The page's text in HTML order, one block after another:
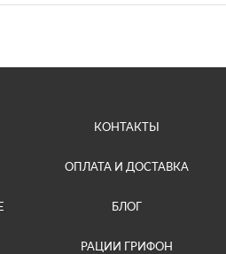
КОНТАКТЫ
ОПЛАТА И ДОСТАВКА
БЛОГ
РАЦИИ ГРИФОН